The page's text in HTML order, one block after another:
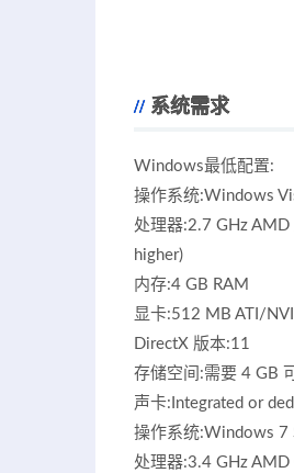
系统需求
Windows最低配置:
操作系统:Windows
处理器:2.7 GHz
higher)
内存:4 GB RAM
显卡:512 MB ATI/
DirectX 版本:11
存储空间:需要 4 GB
声卡:Integrated or
操作系统:Windows
处理器:3.4 GHz